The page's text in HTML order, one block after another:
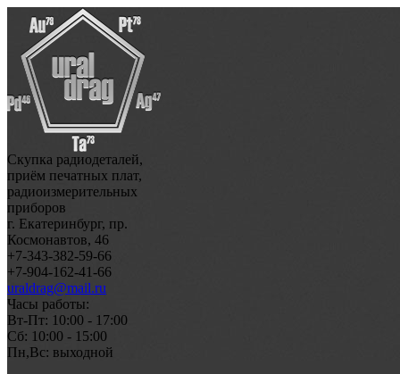
Скупка радиодеталей,
приём печатных плат,
радиоизмерительных
приборов
г. Екатеринбург, пр.
Космонавтов, 46
+7-343-382-59-66
+7-904-162-41-66
uraldrag@mail.ru
Часы работы:
Вт-Пт: 10:00 - 17:00
Сб: 10:00 - 15:00
Пн,Вс: выходной